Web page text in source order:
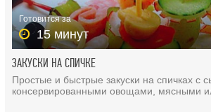
Готовится за
15 минут
ЗАКУСКИ НА СПИЧКЕ
Простые и быстрые закуски на спичках с
консервированными овощами, мясными